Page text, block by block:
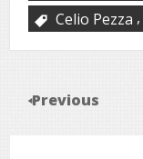
Celio Pezza ,
Previous